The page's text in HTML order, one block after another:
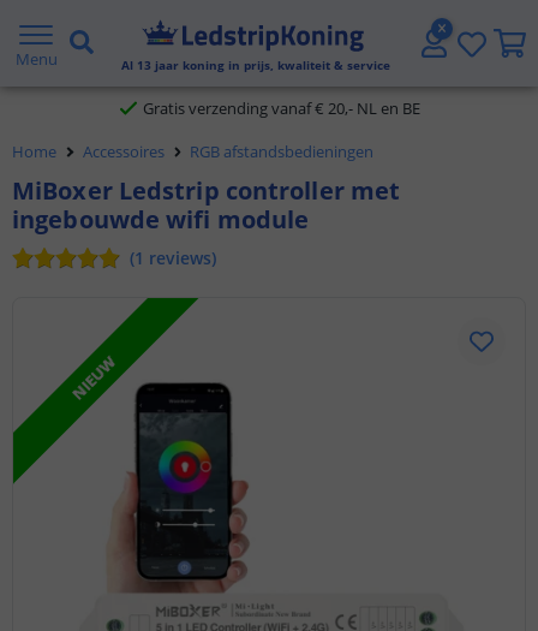
Menu Al 13 jaar koning in prijs, kwaliteit & service
5 jaar garantie
Gratis verzending vanaf € 20,- NL en BE
Klantbeoordeling 9.1
Voor 23:45 uur besteld,morgen in huis
Home Accessoires RGB afstandsbedieningen
MiBoxer Ledstrip controller met
ingebouwde wifi module
(1 reviews)
NIEUW